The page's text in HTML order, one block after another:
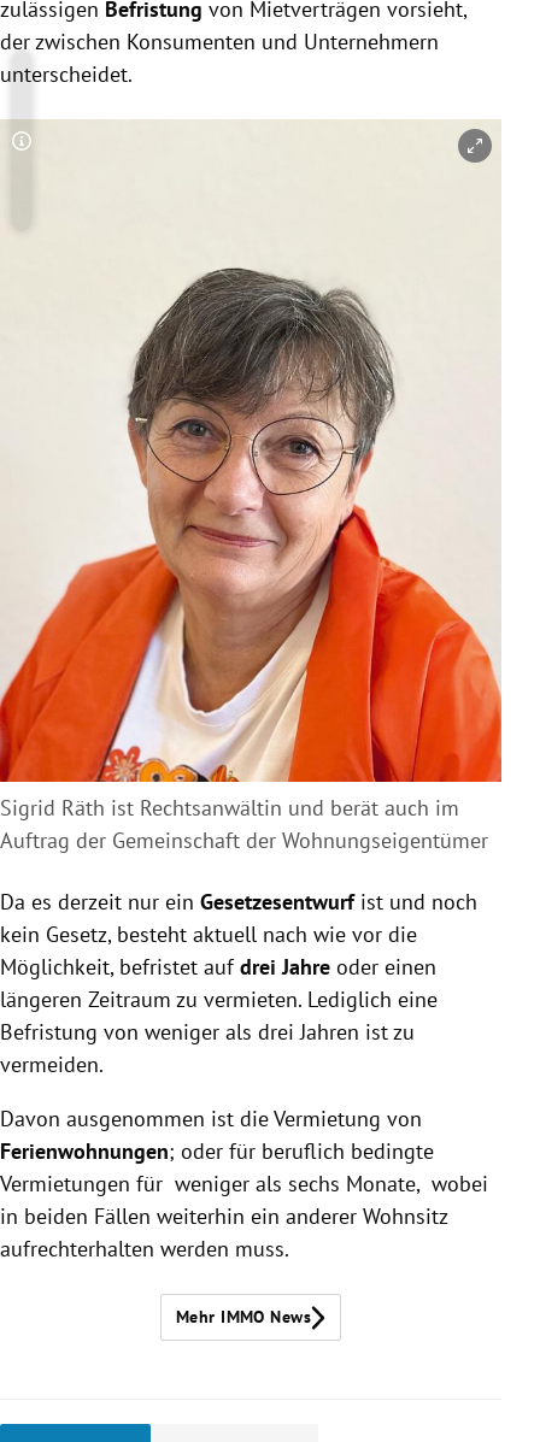
zulässigen Befristung von Mietverträgen vorsieht,
der zwischen Konsumenten und Unternehmern
unterscheidet.
Copyright-Hinweis öffnen/schließen
Sigrid Räth ist Rechtsanwältin und berät auch im
Auftrag der Gemeinschaft der Wohnungseigentümer
Da es derzeit nur ein Gesetzesentwurfist und noch
kein Gesetz, besteht aktuell nach wie vor die
Möglichkeit, befristet aufdrei Jahre oder einen
längeren Zeitraum zu vermieten. Lediglich eine
Befristung von weniger als drei Jahren ist zu
vermeiden.
Davon ausgenommen ist die Vermietung von
Ferienwohnungen; oder für beruflich bedingte
Vermietungen für weniger als sechs Monate, wobei
in beiden Fällen weiterhin ein anderer Wohnsitz
aufrechterhalten werden muss.
Mehr IMMO News